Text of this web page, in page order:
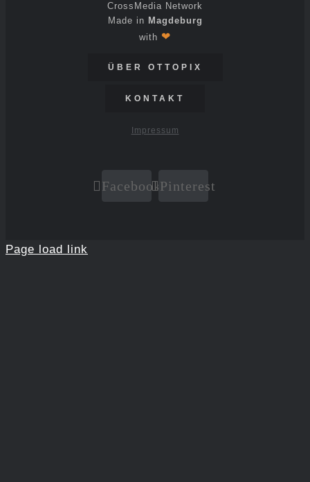
CrossMedia Network
Made in Magdeburg
with ❤
ÜBER OTTOPIX
KONTAKT
Impressum
FacebookPinterest
Page load link